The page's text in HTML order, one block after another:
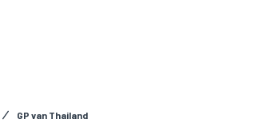
GP van Thailand